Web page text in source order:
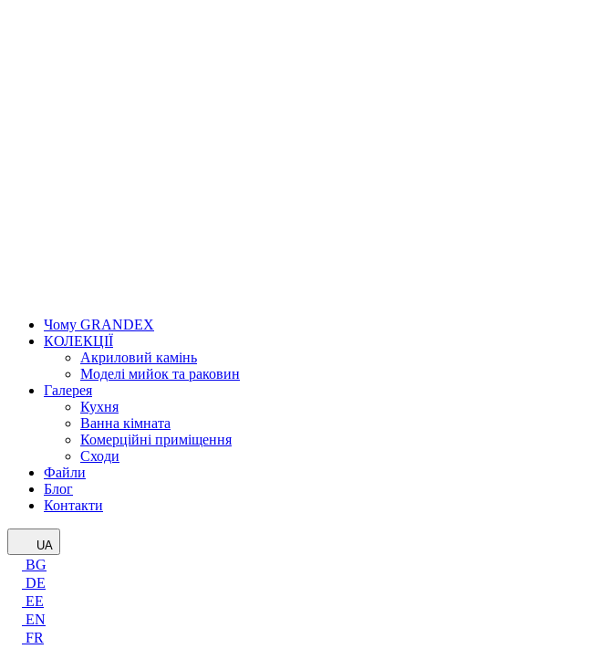
Чому GRANDEX
КОЛЕКЦІЇ
Акриловий камінь
Моделі мийок та раковин
Галерея
Кухня
Ванна кімната
Комерційні приміщення
Сходи
Файли
Блог
Контакти
UA
BG
DE
EE
EN
FR